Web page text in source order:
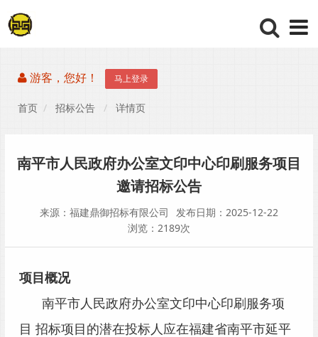
游客，您好！ 马上登录
首页 招标公告 详情页
南平市人民政府办公室文印中心印刷服务项目
邀请招标公告
来源：福建鼎御招标有限公司
发布日期：2025-12-22
浏览：2189次
项目概况
南平市人民政府办公室文印中心印刷服务项
目 招标项目的潜在投标人应在福建省南平市延平